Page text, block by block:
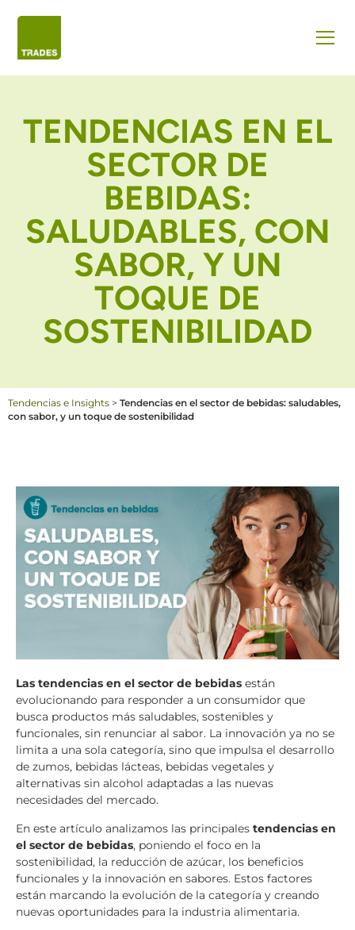
TENDENCIAS EN EL
SECTOR DE
BEBIDAS:
SALUDABLES, CON
SABOR, Y UN
TOQUE DE
SOSTENIBILIDAD
Tendencias e Insights > Tendencias en el sector de bebidas: saludables,
con sabor, y un toque de sostenibilidad
Las tendencias en el sector de bebidas están
evolucionando para responder a un consumidor que
busca productos más saludables, sostenibles y
funcionales, sin renunciar al sabor. La innovación ya no se
limita a una sola categoría, sino que impulsa el desarrollo
de zumos, bebidas lácteas, bebidas vegetales y
alternativas sin alcohol adaptadas a las nuevas
necesidades del mercado.
En este artículo analizamos las principales tendencias en
el sector de bebidas, poniendo el foco en la
sostenibilidad, la reducción de azúcar, los beneficios
funcionales y la innovación en sabores. Estos factores
están marcando la evolución de la categoría y creando
nuevas oportunidades para la industria alimentaria.